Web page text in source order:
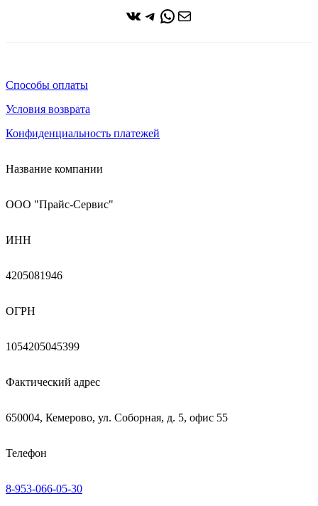
ВКонтакте
Telegram
WhatsApp
Почта
Способы оплаты
Условия возврата
Конфиденциальность платежей
Название компании
ООО "Прайс-Сервис"
ИНН
4205081946
ОГРН
1054205045399
Фактический адрес
650004, Кемерово, ул. Соборная, д. 5, офис 55
Телефон
8-953-066-05-30